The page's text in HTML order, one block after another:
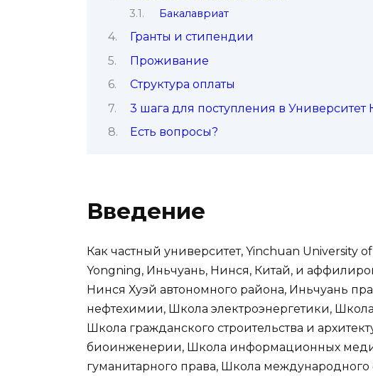
Бакалавриат
Гранты и стипендии
Проживание
Структура оплаты
3 шага для поступления в Университет
Есть вопросы?
Введение
Как частный университет, Yinchuan University
Yongning, Иньчуань, Нинся, Китай, и
Нинся Хуэй автономного района, Иньчуань
нефтехимии, Школа электроэнергетики,
Школа гражданского строительства и
биоинженерии, Школа информационных
гуманитарного права, Школа